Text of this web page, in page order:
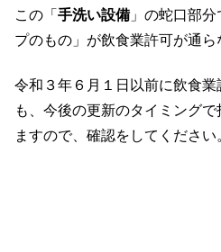
この「 手洗い設備 」の蛇口部
プのもの」が飲食業許可が通ら
令和３年６月１日以前に飲食
も、今後の更新のタイミング
ますので、確認をしてください